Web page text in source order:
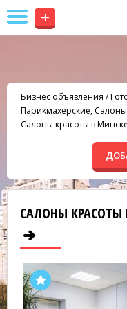
+
Бизнес объявления /
Парикмахерские,
Салоны красоты в
САЛОНЫ КРАСОТЫ